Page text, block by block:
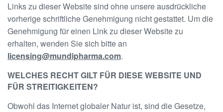
Links zu dieser Website sind ohne unsere ausdrückliche
vorherige schriftliche Genehmigung nicht gestattet. Um die
Genehmigung für einen Link zu dieser Website zu
erhalten, wenden Sie sich bitte an
licensing@mundipharma.com.
WELCHES RECHT GILT FÜR DIESE WEBSITE UND
FÜR STREITIGKEITEN?
Obwohl das Internet globaler Natur ist, sind die Gesetze,